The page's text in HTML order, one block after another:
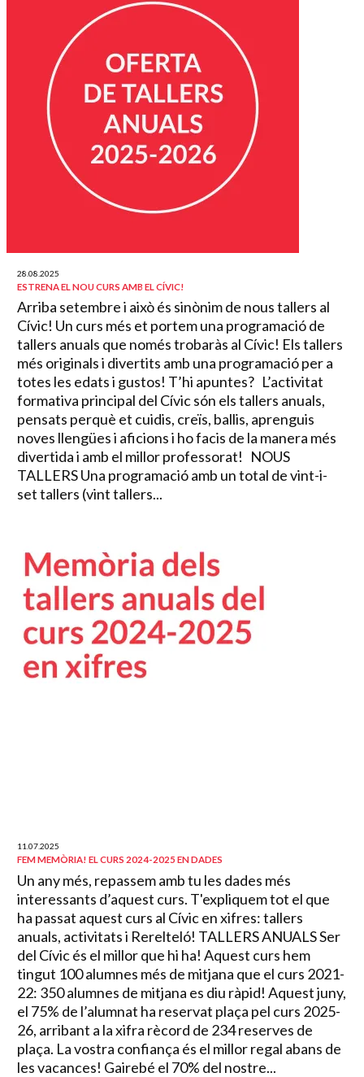
28.08.2025
ESTRENA EL NOU CURS AMB EL CÍVIC!
Arriba setembre i això és sinònim de nous tallers al
Cívic! Un curs més et portem una programació de
tallers anuals que només trobaràs al Cívic! Els tallers
més originals i divertits amb una programació per a
totes les edats i gustos! T’hi apuntes? L’activitat
formativa principal del Cívic són els tallers anuals,
pensats perquè et cuidis, creïs, ballis, aprenguis
noves llengües i aficions i ho facis de la manera més
divertida i amb el millor professorat! NOUS
TALLERS Una programació amb un total de vint-i-
set tallers (vint tallers...
11.07.2025
FEM MEMÒRIA! EL CURS 2024-2025 EN DADES
Un any més, repassem amb tu les dades més
interessants d’aquest curs. T'expliquem tot el que
ha passat aquest curs al Cívic en xifres: tallers
anuals, activitats i Rerelteló! TALLERS ANUALS Ser
del Cívic és el millor que hi ha! Aquest curs hem
tingut 100 alumnes més de mitjana que el curs 2021-
22: 350 alumnes de mitjana es diu ràpid! Aquest juny,
el 75% de l’alumnat ha reservat plaça pel curs 2025-
26, arribant a la xifra rècord de 234 reserves de
plaça. La vostra confiança és el millor regal abans de
les vacances! Gairebé el 70% del nostre...